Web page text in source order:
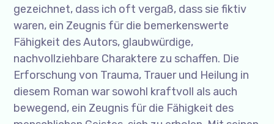
gezeichnet, dass ich oft vergaß, dass sie fiktiv
waren, ein Zeugnis für die bemerkenswerte
Fähigkeit des Autors, glaubwürdige,
nachvollziehbare Charaktere zu schaffen. Die
Erforschung von Trauma, Trauer und Heilung in
diesem Roman war sowohl kraftvoll als auch
bewegend, ein Zeugnis für die Fähigkeit des